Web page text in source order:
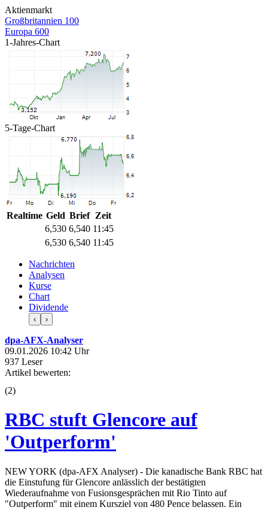
Aktienmarkt
Großbritannien 100
Europa 600
1-Jahres-Chart
5-Tage-Chart
Realtime Geld Brief Zeit
6,530 6,540 11:45
6,530 6,540 11:45
Nachrichten
Analysen
Kurse
Chart
Dividende
‹ ›
dpa-AFX-Analyser
09.01.2026 10:42 Uhr
937 Leser
Artikel bewerten:
(2)
RBC stuft Glencore auf
'Outperform'
NEW YORK (dpa-AFX Analyser) - Die kanadische Bank RBC hat
die Einstufung für Glencore anlässlich der bestätigten
Wiederaufnahme von Fusionsgesprächen mit Rio Tinto auf
"Outperform" mit einem Kursziel von 480 Pence belassen. Ein